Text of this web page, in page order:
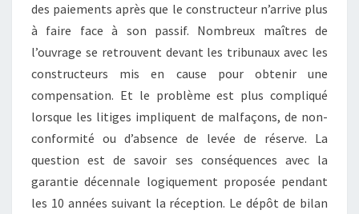
des paiements après que le constructeur n’arrive plus
à faire face à son passif. Nombreux maîtres de
l’ouvrage se retrouvent devant les tribunaux avec les
constructeurs mis en cause pour obtenir une
compensation. Et le problème est plus compliqué
lorsque les litiges impliquent de malfaçons, de non-
conformité ou d’absence de levée de réserve. La
question est de savoir ses conséquences avec la
garantie décennale logiquement proposée pendant
les 10 années suivant la réception. Le dépôt de bilan